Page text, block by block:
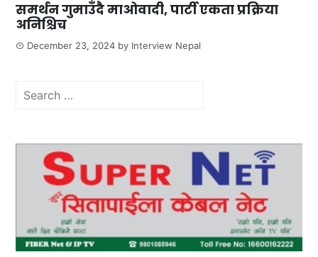
समर्थन गुमाउँदै माओवादी, पार्टी एकता प्रक्रिया
अनिश्चिच
December 23, 2024 by Interview Nepal
Search